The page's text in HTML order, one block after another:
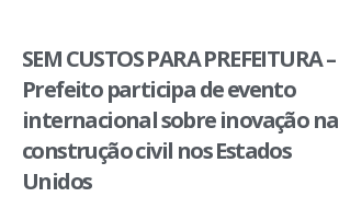
SEM CUSTOS PARA PREFEITURA –
Prefeito participa de evento
internacional sobre inovação na
construção civil nos Estados
Unidos